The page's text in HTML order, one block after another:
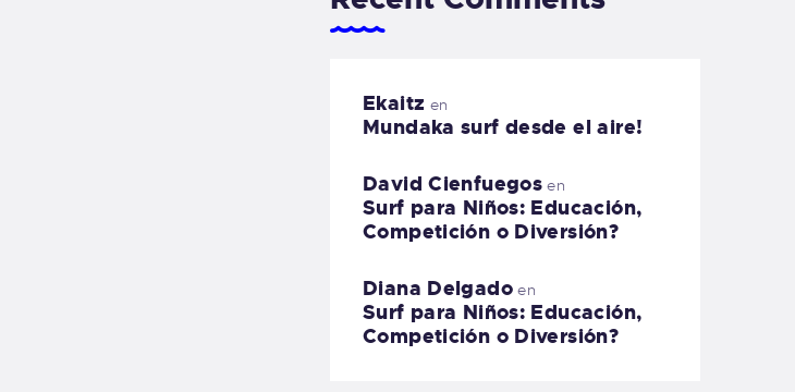
Ekaitz en
Mundaka surf desde el aire!
David Cienfuegos en
Surf para Niños: Educación,
Competición o Diversión?
Diana Delgadoen
Surf para Niños: Educación,
Competición o Diversión?